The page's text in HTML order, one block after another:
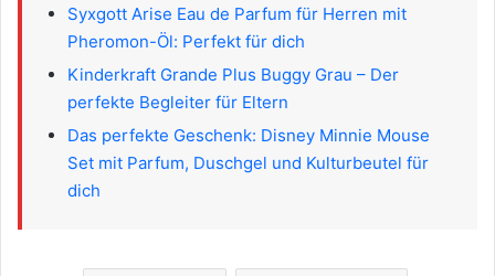
Syxgott Arise Eau de Parfum für Herren mit
Pheromon-Öl: Perfekt für dich
Kinderkraft Grande Plus Buggy Grau – Der
perfekte Begleiter für Eltern
Das perfekte Geschenk: Disney Minnie Mouse
Set mit Parfum, Duschgel und Kulturbeutel für
dich